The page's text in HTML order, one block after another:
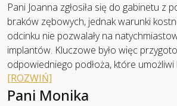
Pani Joanna zgłosiła się do gabinetu z
braków zębowych, jednak warunki
odcinku nie pozwalały na
implantów. Kluczowe było więc
odpowiedniego podłoża, które umożliwi
[ROZWIŃ]
Przed
Pani Monika